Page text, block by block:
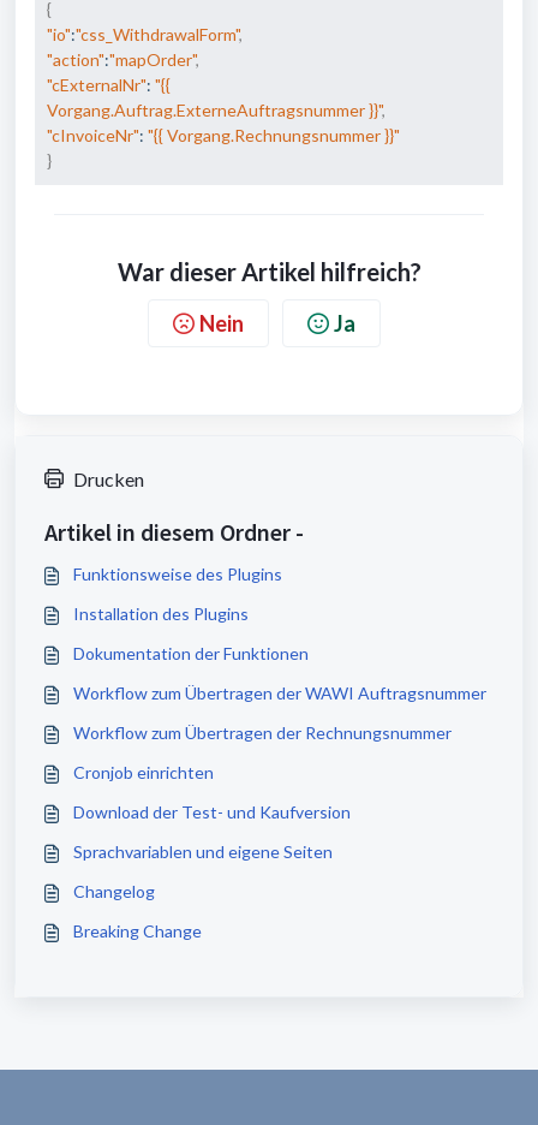
{
"io":"css_WithdrawalForm",
"action":"mapOrder",
"cExternalNr": "{{
Vorgang.Auftrag.ExterneAuftragsnummer }}",
"cInvoiceNr": "{{ Vorgang.Rechnungsnummer }}"
}
War dieser Artikel hilfreich?
Nein Ja
Drucken
Artikel in diesem Ordner -
Funktionsweise des Plugins
Installation des Plugins
Dokumentation der Funktionen
Workflow zum Übertragen der WAWI Auftragsnummer
Workflow zum Übertragen der Rechnungsnummer
Cronjob einrichten
Download der Test- und Kaufversion
Sprachvariablen und eigene Seiten
Changelog
Breaking Change